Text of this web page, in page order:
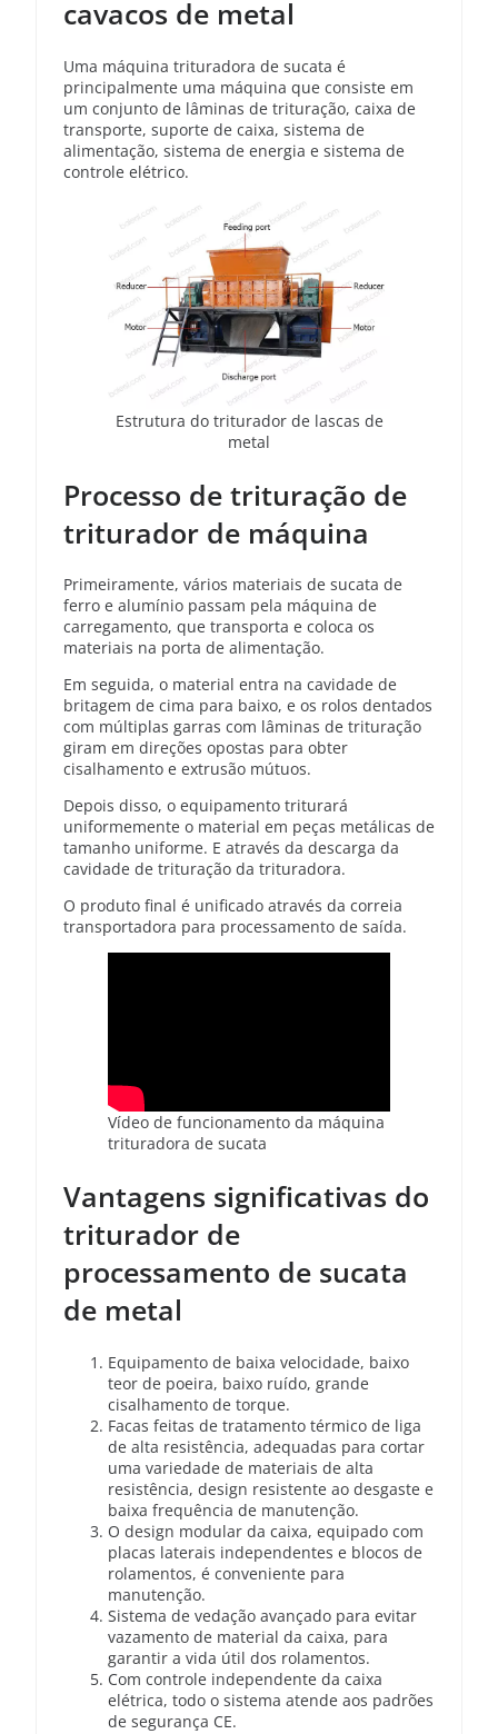
cavacos de metal
Uma máquina trituradora de sucata é
principalmente uma máquina que consiste em
um conjunto de lâminas de trituração, caixa de
transporte, suporte de caixa, sistema de
alimentação, sistema de energia e sistema de
controle elétrico.
Estrutura do triturador de lascas de
metal
Processo de trituração de
triturador de máquina
Primeiramente, vários materiais de sucata de
ferro e alumínio passam pela máquina de
carregamento, que transporta e coloca os
materiais na porta de alimentação.
Em seguida, o material entra na cavidade de
britagem de cima para baixo, e os rolos dentados
com múltiplas garras com lâminas de trituração
giram em direções opostas para obter
cisalhamento e extrusão mútuos.
Depois disso, o equipamento triturará
uniformemente o material em peças metálicas de
tamanho uniforme. E através da descarga da
cavidade de trituração da trituradora.
O produto final é unificado através da correia
transportadora para processamento de saída.
Vídeo de funcionamento da máquina
trituradora de sucata
Vantagens significativas do
triturador de
processamento de sucata
de metal
Equipamento de baixa velocidade, baixo
teor de poeira, baixo ruído, grande
cisalhamento de torque.
Facas feitas de tratamento térmico de liga
de alta resistência, adequadas para cortar
uma variedade de materiais de alta
resistência, design resistente ao desgaste e
baixa frequência de manutenção.
O design modular da caixa, equipado com
placas laterais independentes e blocos de
rolamentos, é conveniente para
manutenção.
Sistema de vedação avançado para evitar
vazamento de material da caixa, para
garantir a vida útil dos rolamentos.
Com controle independente da caixa
elétrica, todo o sistema atende aos padrões
de segurança CE.